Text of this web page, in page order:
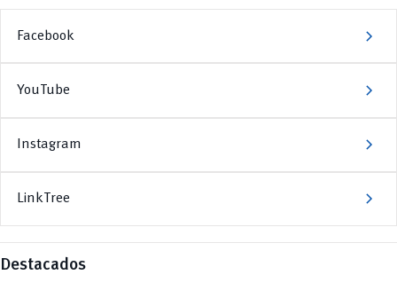
Facebook chevron_right
YouTube chevron_right
Instagram chevron_right
LinkTree chevron_right
Destacados